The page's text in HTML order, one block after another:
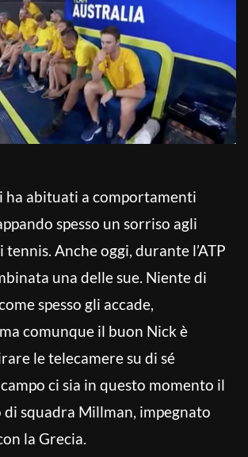
ha abituati a comportamenti
spesso un sorriso agli
tennis. Anche oggi, durante l’ATP
una delle sue. Niente di
spesso gli accade,
comunque il buon Nick è
le telecamere su di sé
ci sia in questo momento il
di squadra Millman, impegnato
la Grecia.